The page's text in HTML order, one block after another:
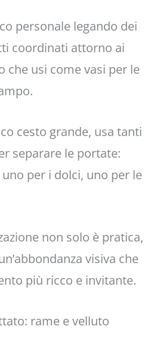
personale legando dei
coordinati attorno ai
che usi come vasi per le
cesto grande, usa tanti
separare le portate:
per i dolci, uno per le
non solo è pratica,
visiva che
più ricco e invitante.
rame e velluto